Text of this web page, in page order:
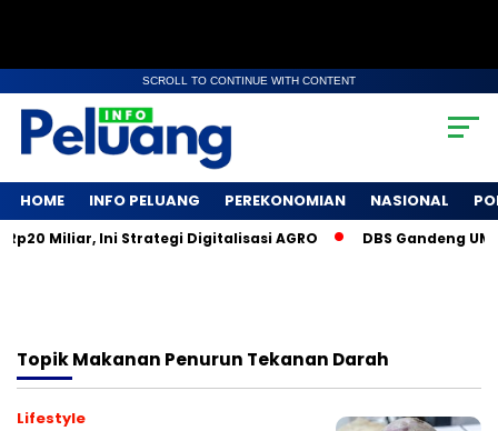
SCROLL TO CONTINUE WITH CONTENT
HOME INFO PELUANG PEREKONOMIAN NASIONAL
Miliar, Ini Strategi Digitalisasi AGRO DBS Gandeng
TopikMakanan Penurun Tekanan Darah
Lifestyle